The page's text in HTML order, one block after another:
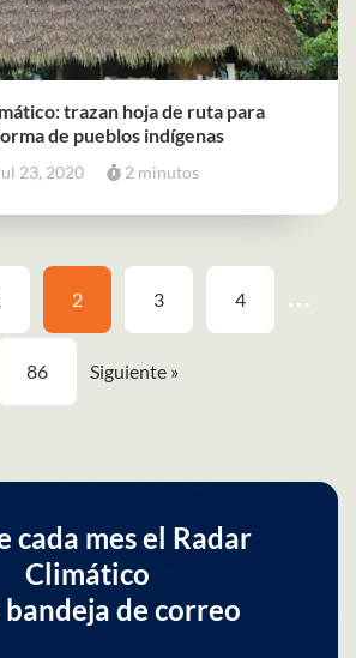
trazan hoja de ruta para
de pueblos indígenas
23, 2020 2 minutos
2 3 4 …
86 Siguiente »
cada mes el Radar
Climático
de correo